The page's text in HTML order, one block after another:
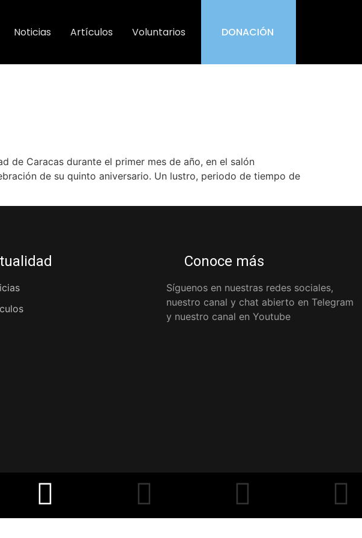
Noticias Artículos Voluntarios DONACIÓN
de Caracas durante el primer mes de año, en el salón
de su quinto aniversario. Un lustro, periodo de tiempo de
Conoce más
Síguenos en nuestras redes sociales,
nuestro canal y chat abierto en Telegram
y nuestro canal en Youtube